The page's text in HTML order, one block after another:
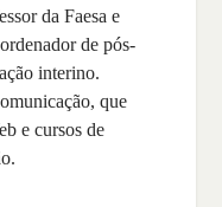
da Faesa e
de pós-
interino.
que
e cursos de